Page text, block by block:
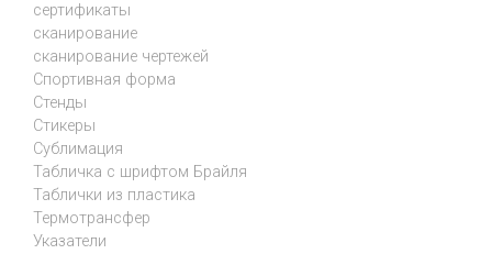
сертификаты
сканирование
сканирование чертежей
Спортивная форма
Стенды
Стикеры
Сублимация
Табличка с шрифтом Брайля
Таблички из пластика
Термотрансфер
Указатели